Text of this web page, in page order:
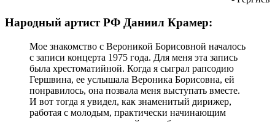
Народный артист РФ Даниил Крамер:
Мое знакомство с Вероникой Борисовной началось
с записи концерта 1975 года. Для меня эта запись
была хрестоматийной. Когда я сыграл рапсодию
Гершвина, ее услышала Вероника Борисовна, ей
понравилось, она позвала меня выступать вместе.
И вот тогда я увидел, как знаменитый дирижер,
работая с молодым, практически начинающим